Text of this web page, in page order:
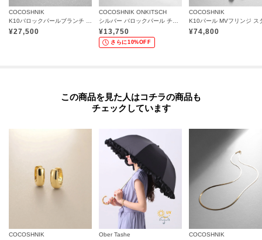
COCOSHNIK
K10バロックパールブランチ スタッドピアス
¥27,500
COCOSHNIK ONKITSCH
シルバー バロックパール チェーンコンビネーション スタッドピアス GP
¥13,750
さらに10%OFF
COCOSHNIK
¥74,800
この商品を見た人はコチラの商品も
チェックしています
COCOSHNIK
Ober Tashe
COCOSHNIK